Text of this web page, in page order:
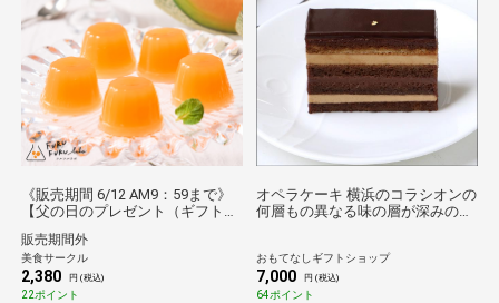
《販売期間 6/12 AM9：59まで》
【父の日のプレゼント（ギフト）
Ｕ ｌａｂｏ 夕張メロンひとく
ちゼリー ２０個[父の日カード
付・送料無料]
販売期間外
美食サークル
2,380 円 (税込)
22ポイント
オペラケーキ 横浜のコラシオンの
何層もの異なる味の層が深みのあ
おもてなしギフトショップ
7,000 円 (税込)
64ポイント